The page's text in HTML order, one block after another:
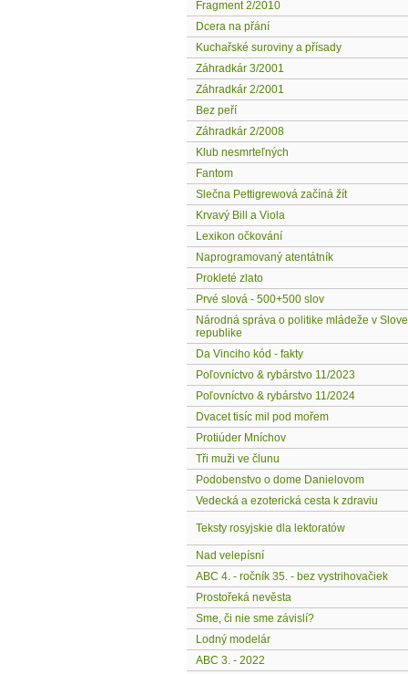
Fragment 2/2010
Dcera na přání
Kuchařské suroviny a přísady
Záhradkár 3/2001
Záhradkár 2/2001
Bez peří
Záhradkár 2/2008
Klub nesmrteľných
Fantom
Slečna Pettigrewová začíná žít
Krvavý Bill a Viola
Lexikon očkování
Naprogramovaný atentátník
Prokleté zlato
Prvé slová - 500+500 slov
Národná správa o politike mládeže v
republike
Da Vinciho kód - fakty
Poľovníctvo & rybárstvo 11/2023
Poľovníctvo & rybárstvo 11/2024
Dvacet tisíc mil pod mořem
Protiúder Mníchov
Tři muži ve člunu
Podobenstvo o dome Danielovom
Vedecká a ezoterická cesta k zdraviu
Teksty rosyjskie dla lektoratów
Nad velepísní
ABC 4. - ročník 35. - bez vystrihovačiek
Prostořeká nevěsta
Sme, či nie sme závislí?
Lodný modelár
ABC 3. - 2022